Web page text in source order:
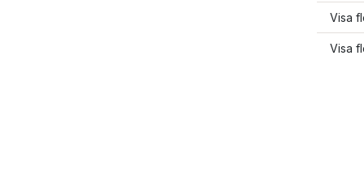
Visa
Visa